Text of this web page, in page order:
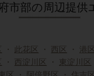
市部の周辺提供
・ 此花区 ・ 西区 ・ 港区
・ 西淀川区 ・ 東淀川区